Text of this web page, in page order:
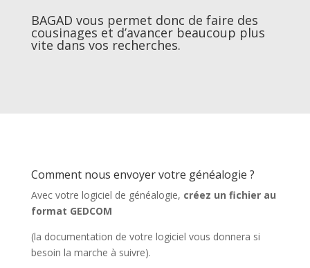
BAGAD vous permet donc de faire des
cousinages et d’avancer beaucoup plus
vite dans vos recherches.
Comment nous envoyer votre généalogie ?
Avec votre logiciel de généalogie, créez un fichier au
format GEDCOM
(la documentation de votre logiciel vous donnera si
besoin la marche à suivre).